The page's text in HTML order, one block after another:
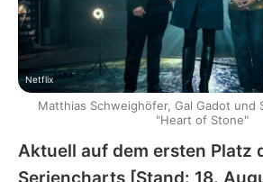
Aktuell auf dem ersten Platz
Seriencharts [Stand: 18.
Netflix
Matthias Schweighöfer, Gal Gadot und
"Heart of Stone"